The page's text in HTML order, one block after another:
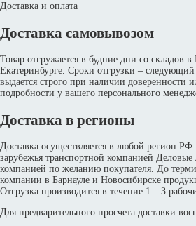
Доставка и оплата
Доставка самовывозом
Товар отгружается в будние дни со складов
Екатеринбурге. Сроки отгрузки –
выдается строго при наличии доверенности
подробности у вашего персонального
Доставка в регионы
Доставка осуществляется в любой регион
зарубежья транспортной компанией
компанией по желанию покупателя. До
компании в Барнауле и Новосибирске
Отгрузка производится в течение 1 – 3
Для предварительного просчета доставки